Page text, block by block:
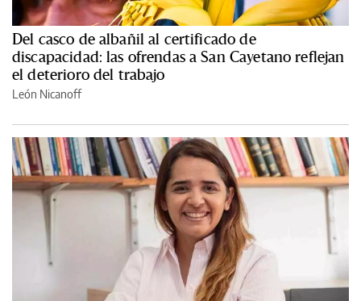
Del casco de albañil al certificado de
discapacidad: las ofrendas a San Cayetano reflejan
el deterioro del trabajo
León Nicanoff